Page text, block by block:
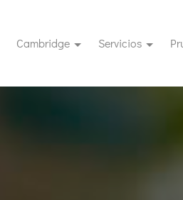
Cambridge Servicios